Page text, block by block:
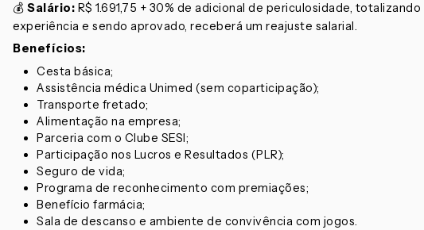
💰 Salário: R$ 1.691,75 + 30% de adicional de periculosidade, totalizando
experiência e sendo aprovado, receberá um reajuste salarial.
Benefícios:
Cesta básica;
Assistência médica Unimed (sem coparticipação);
Transporte fretado;
Alimentação na empresa;
Parceria com o Clube SESI;
Participação nos Lucros e Resultados (PLR);
Seguro de vida;
Programa de reconhecimento com premiações;
Benefício farmácia;
Sala de descanso e ambiente de convivência com jogos.